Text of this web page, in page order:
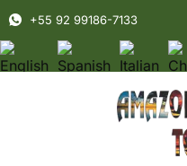
+55 92 99186-7133